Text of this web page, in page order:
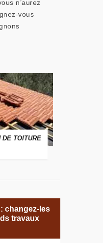
n’aurez
vous
DE TOITURE
changez-les
travaux